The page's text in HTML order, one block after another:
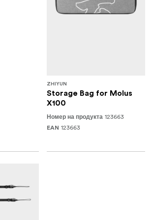
ZHIYUN
Storage Bag for Molus
X100
Номер на продукта 123663
EAN 123663